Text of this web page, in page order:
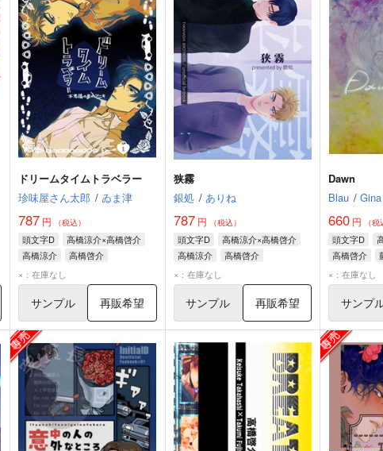
ドリームタイムトラベラー
珍味屋さん太郎 / ゐま津
787円 （税込）
頭文字D
高橋涼介×高橋啓介
高橋涼介
高橋啓介
×：在庫なし
サンプル 再販希望
狭霧
銀処 / ありね
787円 （税込）
頭文字D
高橋涼介×高橋啓介
高橋涼介
高橋啓介
×：在庫なし
サンプル 再販希望
Dawn
Blau / Gina
660 円 （税
頭文字D
高橋啓介
×：在庫なし
サンプ